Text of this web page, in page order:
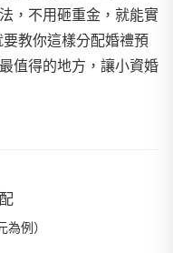
，不用砸重金，就能實
教你這樣分配婚禮預
值得的地方，讓小資婚
例）